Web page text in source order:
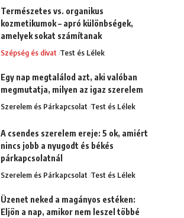
Természetes vs. organikus
kozmetikumok – apró különbségek,
amelyek sokat számítanak
Szépség és divat Test és Lélek
Egy nap megtalálod azt, aki valóban
megmutatja, milyen az igaz szerelem
Szerelem és Párkapcsolat Test és Lélek
A csendes szerelem ereje: 5 ok, amiért
nincs jobb a nyugodt és békés
párkapcsolatnál
Szerelem és Párkapcsolat Test és Lélek
Üzenet neked a magányos estéken:
Eljön a nap, amikor nem leszel többé